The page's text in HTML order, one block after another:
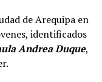
de Arequipa en
identificados
Andrea Duque,